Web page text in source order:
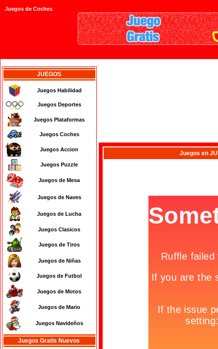
Juegos de Coches
JUEGOS
Juegos Habilidad
Juegos Deportes
Juegos Plataformas
Juegos Coches
Juegos Accion
Juegos Puzzle
Juegos de Mesa
Juegos de Naves
Juegos de Lucha
Juegos Clasicos
Juegos de Tiros
Juegos de Niñas
Juegos de Futbol
Juegos de Motos
Juegos de Mario
Juegos Navideños
Juegos Gratis Nuevos
Juegos en